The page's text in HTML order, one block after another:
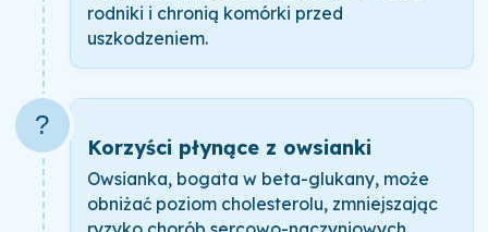
rodniki i chronią komórki przed
uszkodzeniem.
?
Korzyści płynące z owsianki
Owsianka, bogata w beta-glukany, może
obniżać poziom cholesterolu, zmniejszając